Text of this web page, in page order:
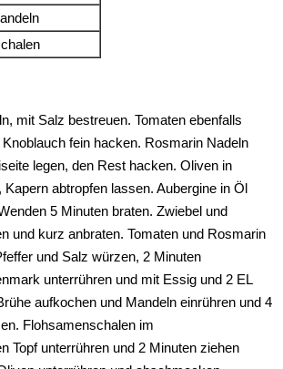
mit Salz bestreuen. Tomaten ebenfalls
fein hacken. Rosmarin Nadeln
legen, den Rest hacken. Oliven in
abtropfen lassen. Aubergine in Öl
5 Minuten braten. Zwiebel und
und kurz anbraten. Tomaten und Rosmarin
und Salz würzen, 2 Minuten
unterrühren und mit Essig und 2 EL
aufkochen und Mandeln einrühren und 4
Flohsamenschalen im
Topf unterrühren und 2 Minuten ziehen